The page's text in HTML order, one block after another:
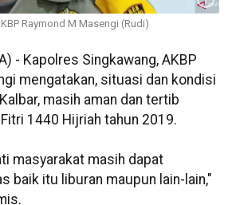
Raymond M Masengi (Rudi)
- Kapolres Singkawang, AKBP
mengatakan, situasi dan kondisi
masih aman dan tertib
1440 Hijriah tahun 2019.
masyarakat masih dapat
baik itu liburan maupun lain-lain,"